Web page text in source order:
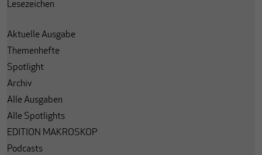
Lesezeichen
Aktuelle Ausgabe
Themenhefte
Spotlight
Archiv
Alle Ausgaben
Alle Spotlights
EDITION MAKROSKOP
Podcasts